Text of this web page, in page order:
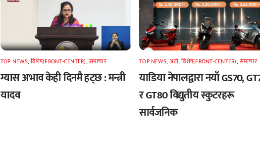
TOP NEWS,विशेष(FRONT-CENTER),समाचार
ग्यास अभाव केही दिनमै हट्छ : मन्त्री
यादव
TOP NEWS,अटाे,विशेष(FRONT-CENTER),समाचार
याडिया नेपालद्वारा नयाँ GS70,
र GT80 विद्युतीय स्कुटरहरू
सार्वजनिक